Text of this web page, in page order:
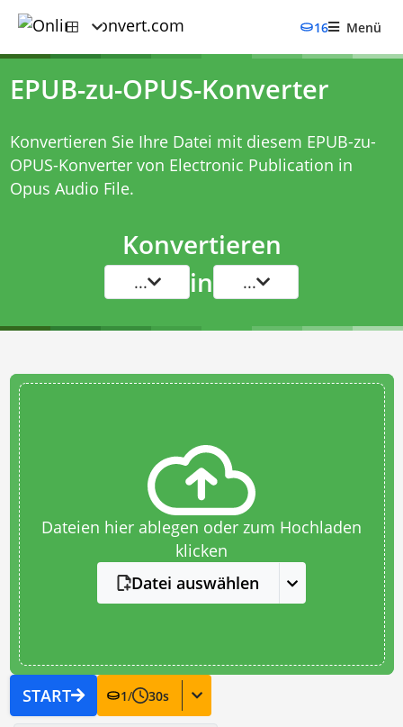
16 Menü
EPUB-zu-OPUS-Konverter
Konvertieren Sie Ihre Datei mit diesem EPUB-zu-
OPUS-Konvertervon Electronic Publication in
Opus Audio File.
Konvertieren
... in ...
Dateien hier ablegen oder zum Hochladen
klicken
Datei auswählen
START 1/ 30s